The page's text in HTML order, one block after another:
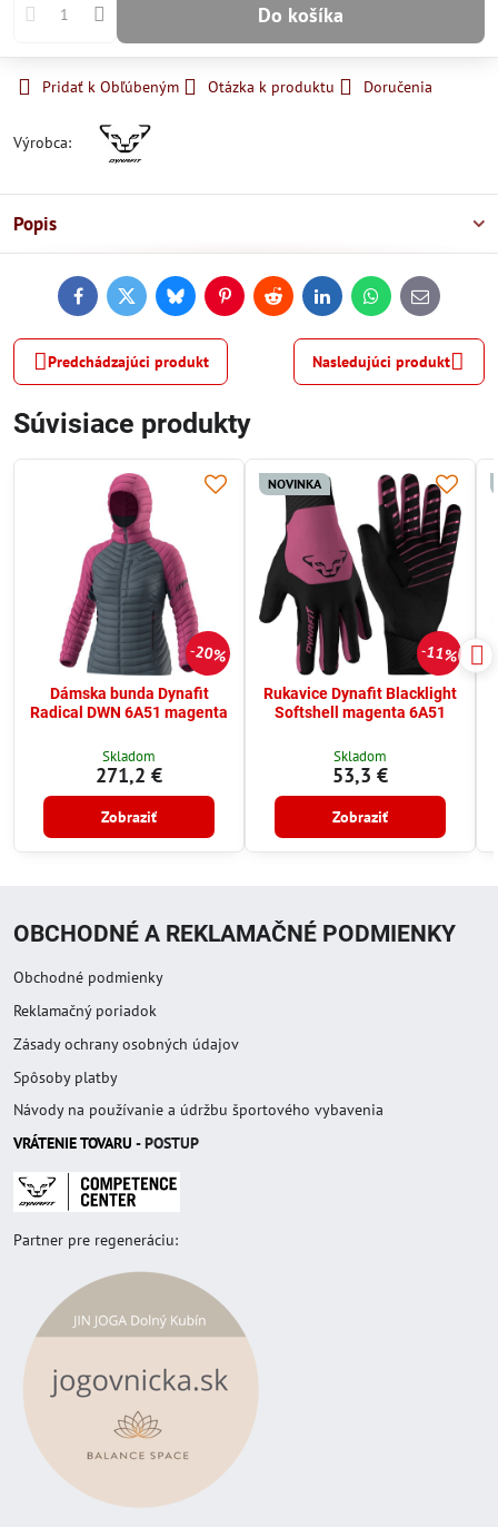
Do košíka
Pridať k Obľúbeným Otázka k produktu Doručenia
Výrobca:
Popis
FacebookTwitterBlueskyPinterestReddit LinkedInWhatsApp
E-
mail
Predchádzajúci produkt Nasledujúci produkt
Súvisiace produkty
20%
Dámska bunda Dynafit
Radical DWN 6A51 magenta
Skladom
271,2 €
Zobraziť
11%
NOVINKA
Rukavice Dynafit Blacklight
Softshell magenta 6A51
Skladom
53,3 €
Zobraziť
OBCHODNÉ A REKLAMAČNÉ PODMIENKY
Obchodné podmienky
Reklamačný poriadok
Zásady ochrany osobných údajov
Spôsoby platby
Návody na používanie a údržbu športového vybavenia
VRÁTENIE TOVARU - POSTUP
Partner pre regeneráciu: